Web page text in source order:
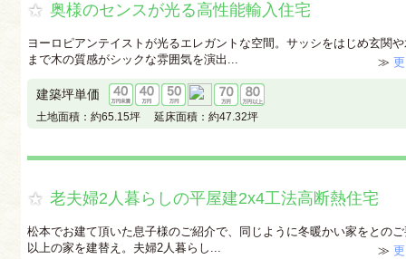
奥様のセンスが光る高性能輸入住宅
ヨーロピアンテイストが光るエレガントな空間。サッシをはじめ玄関
まで木の質感がシックな雰囲気を演出...
≫
建築坪単価
土地面積： 約65.15坪 延床面積： 約47.32坪
老夫婦2人暮らしの平屋建2x4工法高断熱住宅
松本でお建て頂いた息子様のご紹介で、同じように冬暖かい家をとの
以上の家を建替え。夫婦2人暮らし...
≫